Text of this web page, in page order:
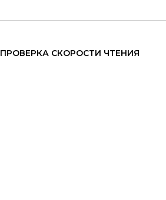
ПРОВЕРКА СКОРОСТИ ЧТЕНИЯ